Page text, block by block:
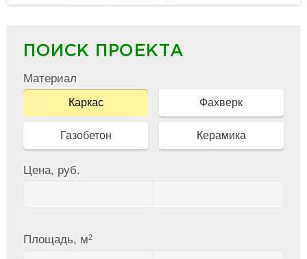
ПОИСК ПРОЕКТА
Материал
Каркас Фахверк
Газобетон Керамика
Цена, руб.
Площадь, м2